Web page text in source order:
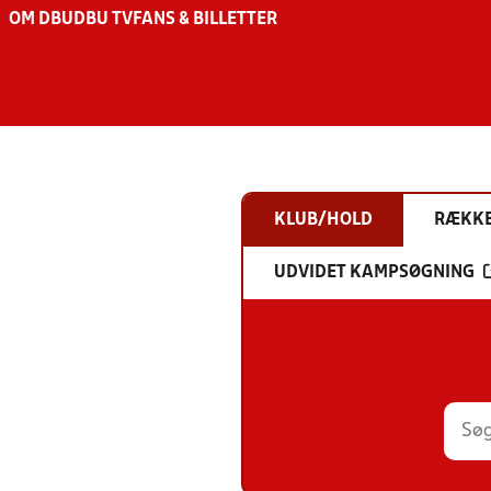
OM DBU DBU TV FANS & BILLETTER
KLUB/HOLD
UDVIDET KAMPSØGNING